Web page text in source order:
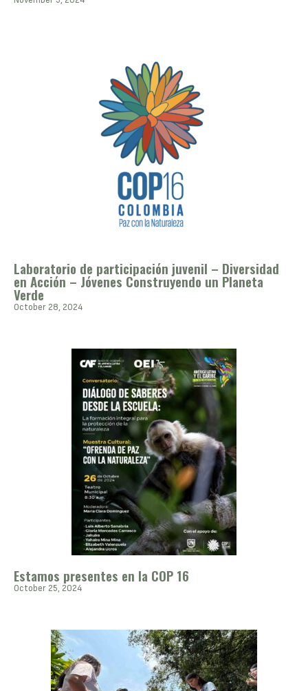
Laboratorio de participación juvenil – Diversidad
en Acción – Jóvenes Construyendo un Planeta
Verde
October 28, 2024
Estamos presentes en la COP 16
October 25, 2024